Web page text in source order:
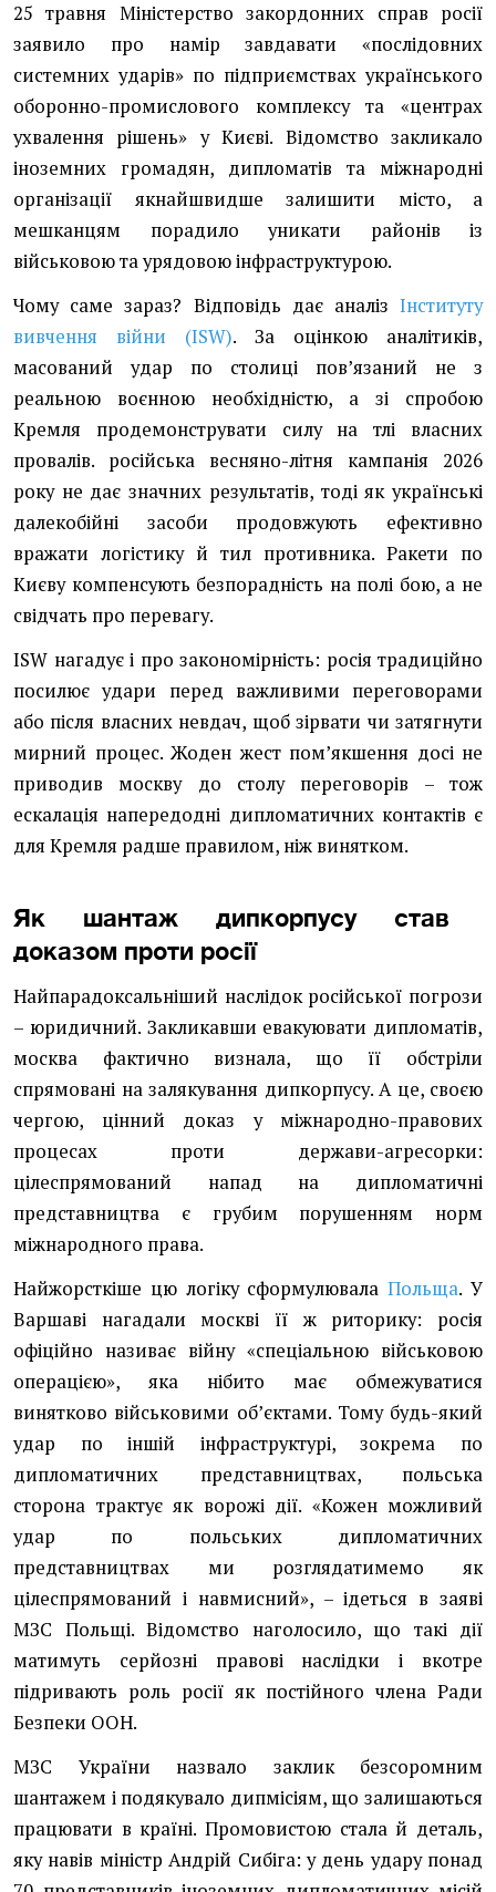
25 травня Міністерство закордонних справ росії
заявило про намір завдавати «послідовних
системних ударів» по підприємствах українського
оборонно-промислового комплексу та «центрах
ухвалення рішень» у Києві. Відомство закликало
іноземних громадян, дипломатів та міжнародні
організації якнайшвидше залишити місто, а
мешканцям порадило уникати районів із
військовою та урядовою інфраструктурою.
Чому саме зараз? Відповідь дає аналіз Інституту
вивчення війни (ISW). За оцінкою аналітиків,
масований удар по столиці повʼязаний не з
реальною воєнною необхідністю, а зі спробою
Кремля продемонструвати силу на тлі власних
провалів. російська весняно-літня кампанія 2026
року не дає значних результатів, тоді як українські
далекобійні засоби продовжують ефективно
вражати логістику й тил противника. Ракети по
Києву компенсують безпорадність на полі бою, а не
свідчать про перевагу.
ISW нагадує і про закономірність: росія традиційно
посилює удари перед важливими переговорами
або після власних невдач, щоб зірвати чи затягнути
мирний процес. Жоден жест помʼякшення досі не
приводив москву до столу переговорів – тож
ескалація напередодні дипломатичних контактів є
для Кремля радше правилом, ніж винятком.
Як шантаж дипкорпусу став
доказом проти росії
Найпарадоксальніший наслідок російської погрози
– юридичний. Закликавши евакуювати дипломатів,
москва фактично визнала, що її обстріли
спрямовані на залякування дипкорпусу. А це, своєю
чергою, цінний доказ у міжнародно-правових
процесах проти держави-агресорки:
цілеспрямований напад на дипломатичні
представництва є грубим порушенням норм
міжнародного права.
Найжорсткіше цю логіку сформулювалаПольща. У
Варшаві нагадали москві її ж риторику: росія
офіційно називає війну «спеціальною військовою
операцією», яка нібито має обмежуватися
винятково військовими обʼєктами. Тому будь-який
удар по іншій інфраструктурі, зокрема по
дипломатичних представництвах, польська
сторона трактує як ворожі дії. «Кожен можливий
удар по польських дипломатичних
представництвах ми розглядатимемо як
цілеспрямований і навмисний», – ідеться в заяві
МЗС Польщі. Відомство наголосило, що такі дії
матимуть серйозні правові наслідки і вкотре
підривають роль росії як постійного члена Ради
Безпеки ООН.
МЗС України назвало заклик безсоромним
шантажем і подякувало дипмісіям, що залишаються
працювати в країні. Промовистою стала й деталь,
яку навів міністр Андрій Сибіга: у день удару понад